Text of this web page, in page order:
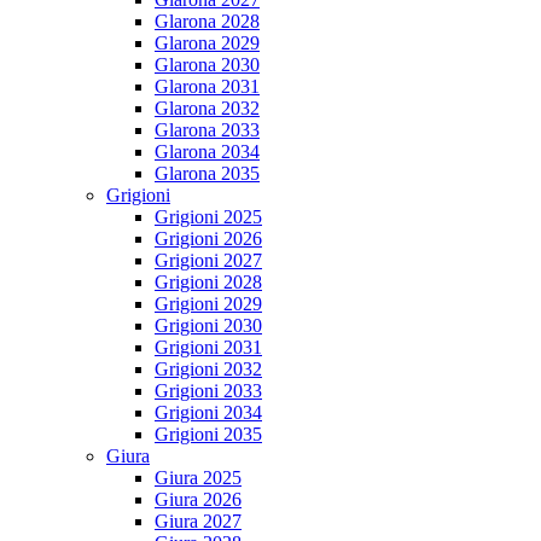
Glarona 2028
Glarona 2029
Glarona 2030
Glarona 2031
Glarona 2032
Glarona 2033
Glarona 2034
Glarona 2035
Grigioni
Grigioni 2025
Grigioni 2026
Grigioni 2027
Grigioni 2028
Grigioni 2029
Grigioni 2030
Grigioni 2031
Grigioni 2032
Grigioni 2033
Grigioni 2034
Grigioni 2035
Giura
Giura 2025
Giura 2026
Giura 2027